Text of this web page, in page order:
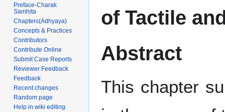
of Tactile
Abstract
This chapter
Preface-Charak
Samhita
Chapters(Adhyaya)
Concepts & Practices
Contributors
Contribute Online
Submit Case Reports
Reviewer Feedback
Feedback
Recent changes
Random page
Help in wiki editing